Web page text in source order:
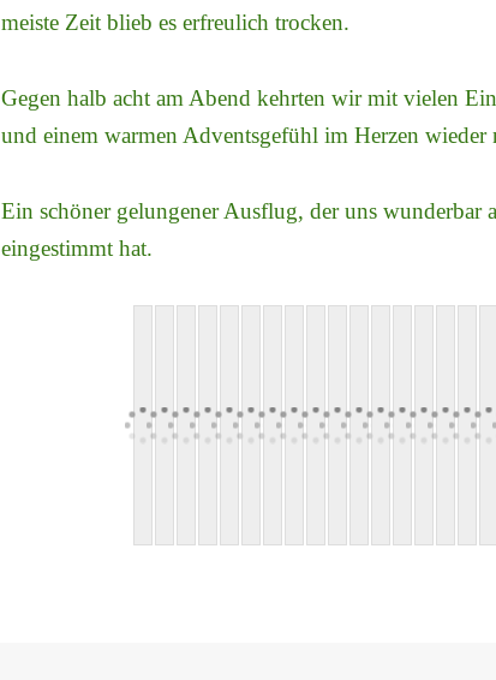
meiste Zeit blieb es erfreulich trocken.
Gegen halb acht am Abend kehrten wir mit vielen
und einem warmen Adventsgefühl im Herzen wieder
Ein schöner gelungener Ausflug, der uns wunderbar
eingestimmt hat.